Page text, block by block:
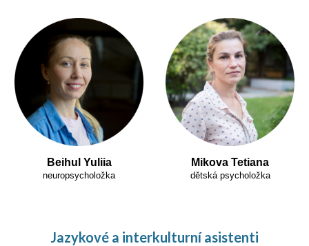
Beihul Yuliia
neuropsycholožka
Mikova Tetiana
dětská psycholožka
Jazykové a interkulturní asistenti